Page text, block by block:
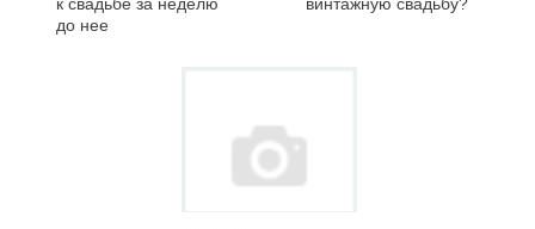
до нее